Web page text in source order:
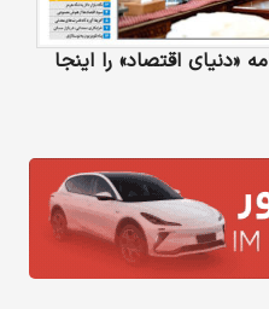
«دنیای‌ اقتصاد» را اینجا